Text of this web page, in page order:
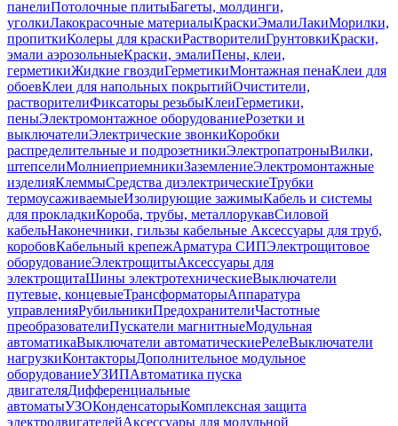
панелиПотолочные плитыБагеты, молдинги,
уголкиЛакокрасочные материалыКраскиЭмалиЛакиМорилки,
пропиткиКолеры для краскиРастворителиГрунтовкиКраски,
эмали аэрозольныеКраски, эмалиПены, клеи,
герметикиЖидкие гвоздиГерметикиМонтажная пенаКлеи для
обоевКлеи для напольных покрытийОчистители,
растворителиФиксаторы резьбыКлеиГерметики,
пеныЭлектромонтажное оборудованиеРозетки и
выключателиЭлектрические звонкиКоробки
распределительные и подрозетникиЭлектропатроныВилки,
штепселиМолниеприемникиЗаземлениеЭлектромонтажные
изделияКлеммыСредства диэлектрическиеТрубки
термоусаживаемыеИзолирующие зажимыКабель и системы
для прокладкиКороба, трубы, металлорукавСиловой
кабельНаконечники, гильзы кабельные Аксессуары для труб,
коробовКабельный крепежАрматура СИПЭлектрощитовое
оборудованиеЭлектрощитыАксессуары для
электрощитаШины электротехническиеВыключатели
путевые, концевыеТрансформаторыАппаратура
управленияРубильникиПредохранителиЧастотные
преобразователиПускатели магнитныеМодульная
автоматикаВыключатели автоматическиеРелеВыключатели
нагрузкиКонтакторыДополнительное модульное
оборудованиеУЗИПАвтоматика пуска
двигателяДифференциальные
автоматыУЗОКонденсаторыКомплексная защита
электродвигателейАксессуары для модульной